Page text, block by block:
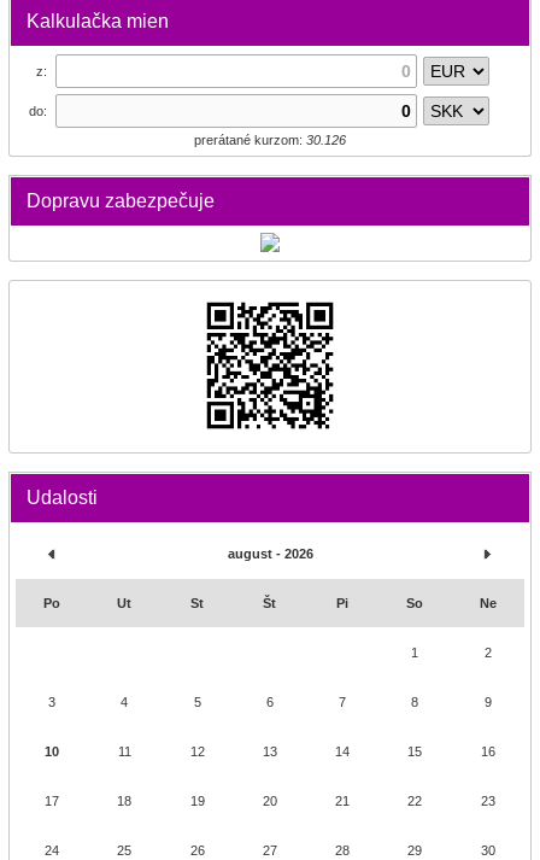
Kalkulačka mien
z:
do:
prerátané kurzom: 30.126
Dopravu zabezpečuje
Udalosti
august - 2026
Po Ut St Št Pi So Ne
1 2
3 4 5 6 7 8 9
10 11 12 13 14 15 16
17 18 19 20 21 22 23
24 25 26 27 28 29 30